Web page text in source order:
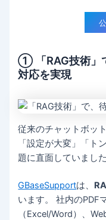
① 「RAG技術」
対応を実現
従来のチャットボッ
「設定が大変」「ト
題に直面していました
GBaseSupportは、
います。 社内のPDF
（Excel/Word）、